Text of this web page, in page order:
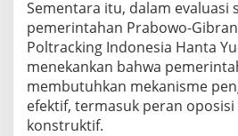
Sementara itu, dalam evaluasi
pemerintahan Prabowo-
Poltracking Indonesia Hanta
menekankan bahwa
membutuhkan mekanisme
efektif, termasuk peran oposisi
konstruktif.